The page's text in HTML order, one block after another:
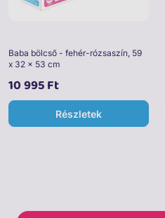
Baba bölcső - fehér-rózsaszín, 59
x 32 x 53 cm
10 995 Ft
Részletek